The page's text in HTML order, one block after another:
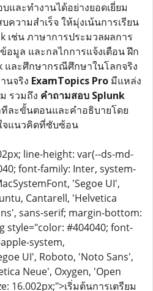
ละทำงานได้อย่างยอดเยี่ยม
ความสำเร็จ ให้มุ่งเน้นการเรียน
ช่น ภาษาการประมวลผลการ
อมูล และกลไกการแจ้งเตือน ฝึก
และศึกษากรณีศึกษาในโลกจริง
นจริง ExamTopics Pro มีแหล่ง
รวมถึง คำถามสอบ Splunk
ละขั้นตอนและคำอธิบายโดย
จแนวคิดที่ซับซ้อน
line-height: var(--ds-md-
font-family: Inter, system-
'Segoe UI',
Cantarell, 'Helvetica
sans-serif; margin-bottom:
style="color: #404040; font-
system,
UI', Roboto, 'Noto Sans',
Neue', Oxygen, 'Open
16.002px;">เริ่มต้นการเตรียม